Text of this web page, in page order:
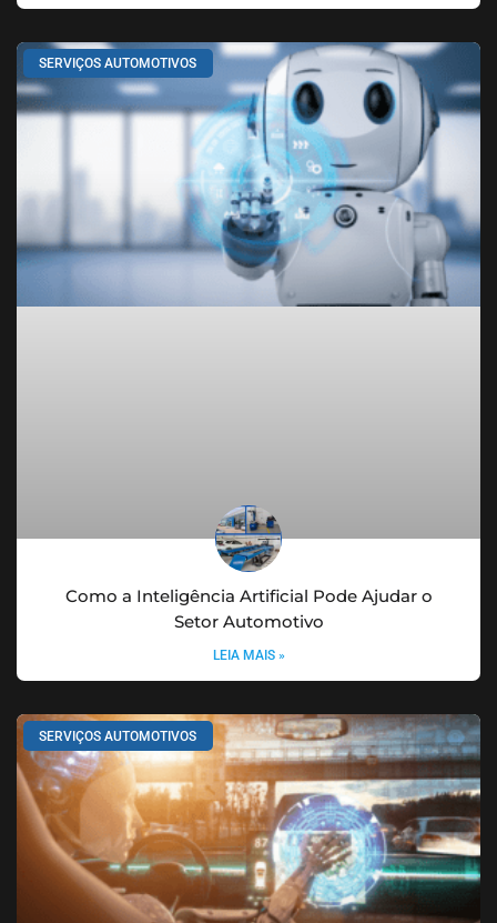
SERVIÇOS AUTOMOTIVOS
Como a Inteligência Artificial Pode Ajudar o
Setor Automotivo
LEIA MAIS »
SERVIÇOS AUTOMOTIVOS